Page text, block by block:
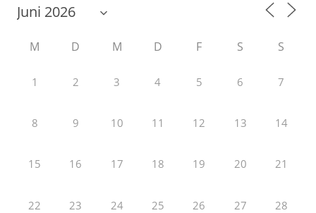
M D M D F S S
1 2 3 4 5 6 7
8 9 10 11 12 13 14
15 16 17 18 19 20 21
22 23 24 25 26 27 28